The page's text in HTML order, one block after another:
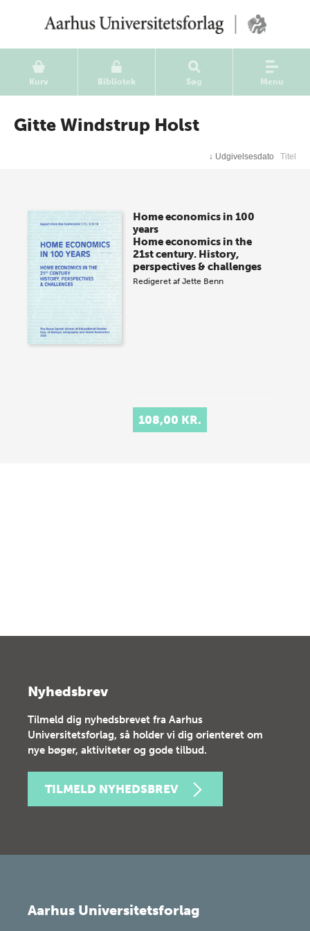
Kurv Bibliotek Søg Menu
Gitte Windstrup Holst
↓ Udgivelsesdato Titel
Home economics in 100
years
Home economics in the
21st century. History,
perspectives & challenges
Redigeret afJette Benn
108,00 KR.
Nyhedsbrev
Tilmeld dig nyhedsbrevet fra Aarhus
Universitetsforlag, så holder vi dig orienteret om
nye bøger, aktiviteter og gode tilbud.
TILMELD NYHEDSBREV
Aarhus Universitetsforlag